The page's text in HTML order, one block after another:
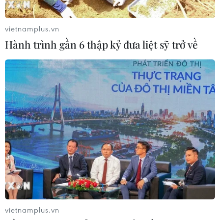
hoạt động thăm dò dầu khí biển sâu
09/08/2026 13:13
Chứng khoán tuần tới: VN-Index có
vượt được vùng 1.800 điểm?
09/08/2026 10:42
Tổ chức tín dụng nước ngoài được
thanh toán quốc tế qua tài khoản ở
Việt Nam
09/08/2026 09:50
Công suất lọc dầu thu hẹp, giá xăng
Mỹ đối mặt áp lực tăng
vietnamplus.vn
Hành trình gần 6 thập kỷ đưa liệt sỹ trở về
vietnamplus.vn